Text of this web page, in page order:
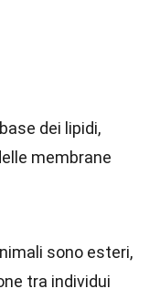
dei lipidi,
membrane
sono esteri,
tra individui